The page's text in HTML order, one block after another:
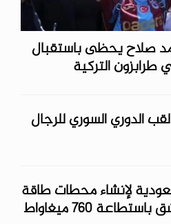
صلاح يحظى باستقبال
التركية
الدوري السوري للرجال
لإنشاء محطات طاقة
760 ميغاواط